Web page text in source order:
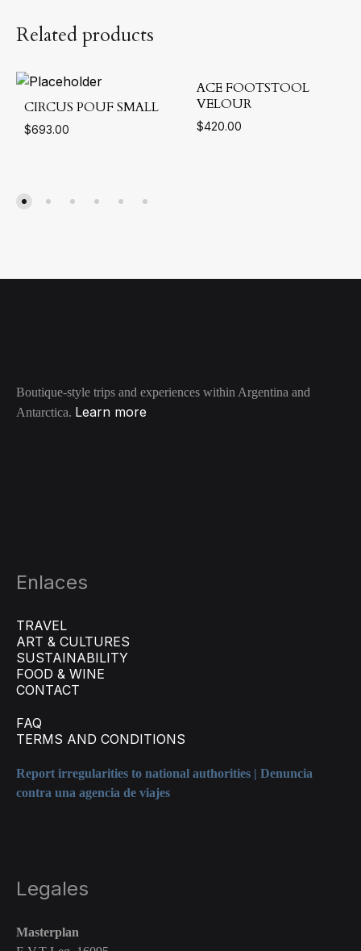
Related products
CIRCUS POUF SMALL
$693.00
ACE FOOTSTOOL
VELOUR
$420.00
Boutique-style trips and experiences within Argentina and
Antarctica. Learn more
Enlaces
TRAVEL
ART & CULTURES
SUSTAINABILITY
FOOD & WINE
CONTACT
FAQ
TERMS AND CONDITIONS
Report irregularities to national authorities | Denuncia
contra una agencia de viajes
Legales
Masterplan